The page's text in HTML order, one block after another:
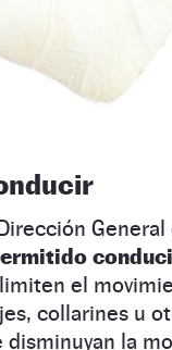
General
el
collarines u
disminuyan la